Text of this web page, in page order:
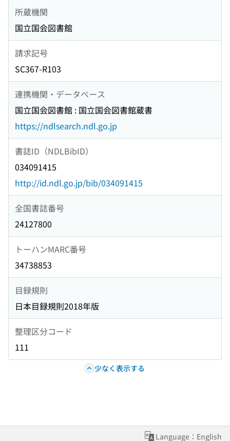
所蔵機関
国立国会図書館
請求記号
SC367-R103
連携機関・データベース
国立国会図書館 : 国立国会図書館蔵書
https://ndlsearch.ndl.go.jp
書誌ID（NDLBibID）
034091415
http://id.ndl.go.jp/bib/034091415
全国書誌番号
24127800
トーハンMARC番号
34738853
目録規則
日本目録規則2018年版
整理区分コード
111
少なく表示する
Language：English